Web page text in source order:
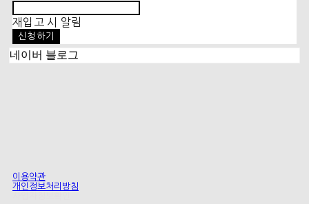
재입고 시 알림
신청하기
네이버 블로그
이용약관
개인정보처리방침